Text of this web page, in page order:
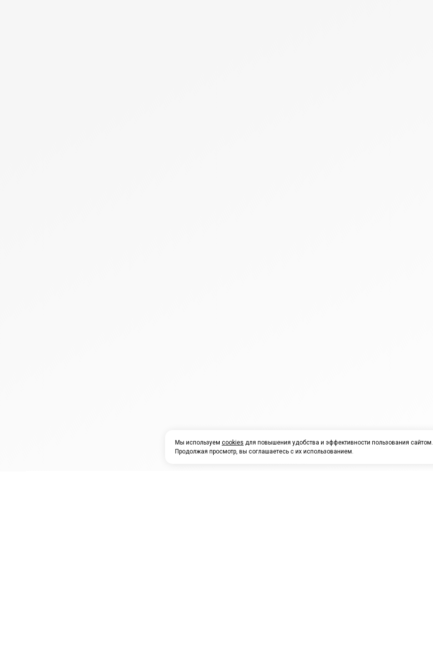
Мы используем cookies для повышения удобства и эффективности пользования сайтом.
Продолжая просмотр, вы соглашаетесь с их использованием.